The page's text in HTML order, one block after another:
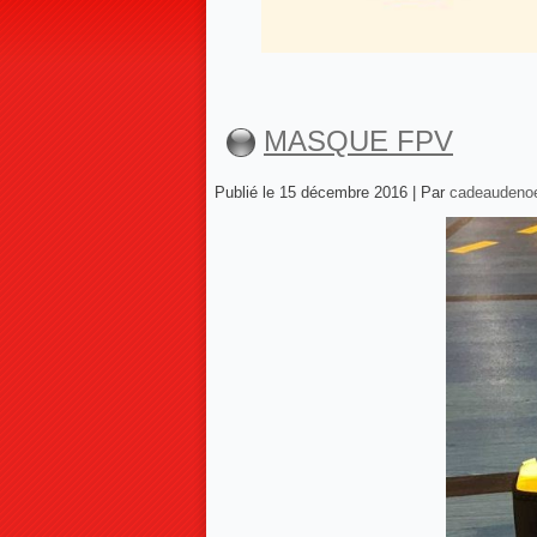
MASQUE FPV
Publié le 15 décembre 2016 Par